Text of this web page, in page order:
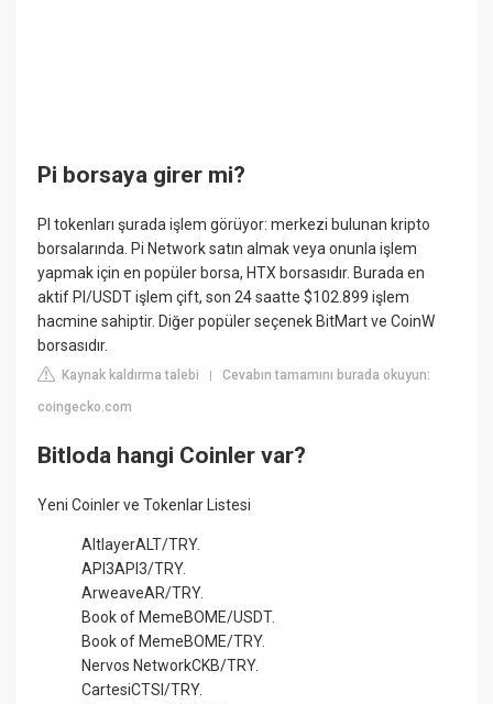
Pi borsaya girer mi?
PI tokenları şurada işlem görüyor: merkezi bulunan kripto
borsalarında. Pi Network satın almak veya onunla işlem
yapmak için en popüler borsa, HTX borsasıdır. Burada en
aktif PI/USDT işlem çift, son 24 saatte $102.899 işlem
hacmine sahiptir. Diğer popüler seçenek BitMart ve CoinW
borsasıdır.
Kaynak kaldırma talebi |Cevabın tamamını burada okuyun:
coingecko.com
Bitloda hangi Coinler var?
Yeni Coinler ve Tokenlar Listesi
AltlayerALT/TRY.
API3API3/TRY.
ArweaveAR/TRY.
Book of MemeBOME/USDT.
Book of MemeBOME/TRY.
Nervos NetworkCKB/TRY.
CartesiCTSI/TRY.